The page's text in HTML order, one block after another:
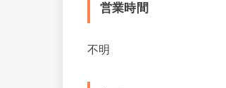
営業時間
不明